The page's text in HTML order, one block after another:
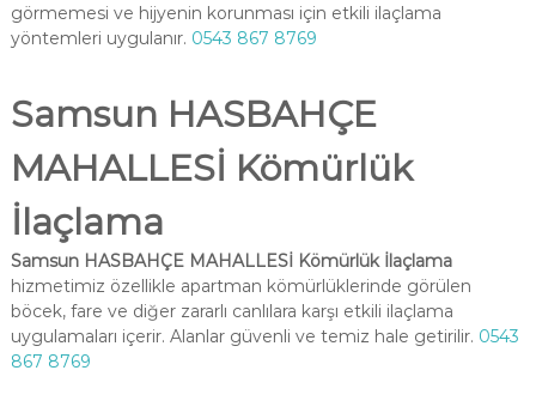
görmemesi ve hijyenin korunması için etkili ilaçlama
yöntemleri uygulanır. 0543 867 8769
Samsun HASBAHÇE
MAHALLESİ Kömürlük
İlaçlama
Samsun HASBAHÇE MAHALLESİ Kömürlük İlaçlama
hizmetimiz özellikle apartman kömürlüklerinde görülen
böcek, fare ve diğer zararlı canlılara karşı etkili ilaçlama
uygulamaları içerir. Alanlar güvenli ve temiz hale getirilir. 0543
867 8769